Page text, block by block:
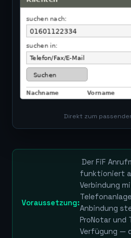
Direkt zum
Voraussetzung:
Der FiF
funktioniert
Verbindung
Anbindung
ProNotar und
Verfügung —